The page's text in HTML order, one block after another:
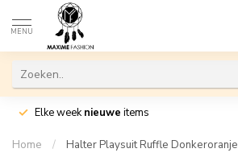
MENU
Elke weeknieuwe items
Home / Halter Playsuit Ruffle Donkeroranje